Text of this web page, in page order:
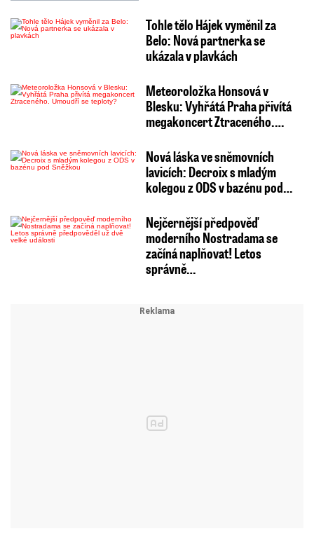
Tohle tělo Hájek vyměnil za
Belo: Nová partnerka se
ukázala v plavkách
Meteoroložka Honsová v
Blesku: Vyhřátá Praha přivítá
megakoncert Ztraceného.…
Nová láska ve sněmovních
lavicích: Decroix s mladým
kolegou z ODS v bazénu pod…
Nejčernější předpověď
moderního Nostradama se
začíná naplňovat! Letos
správně…